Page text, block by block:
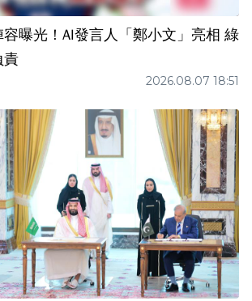
曝光！AI發言人「鄭小文」亮相 綠
責
2026.08.07 18:51